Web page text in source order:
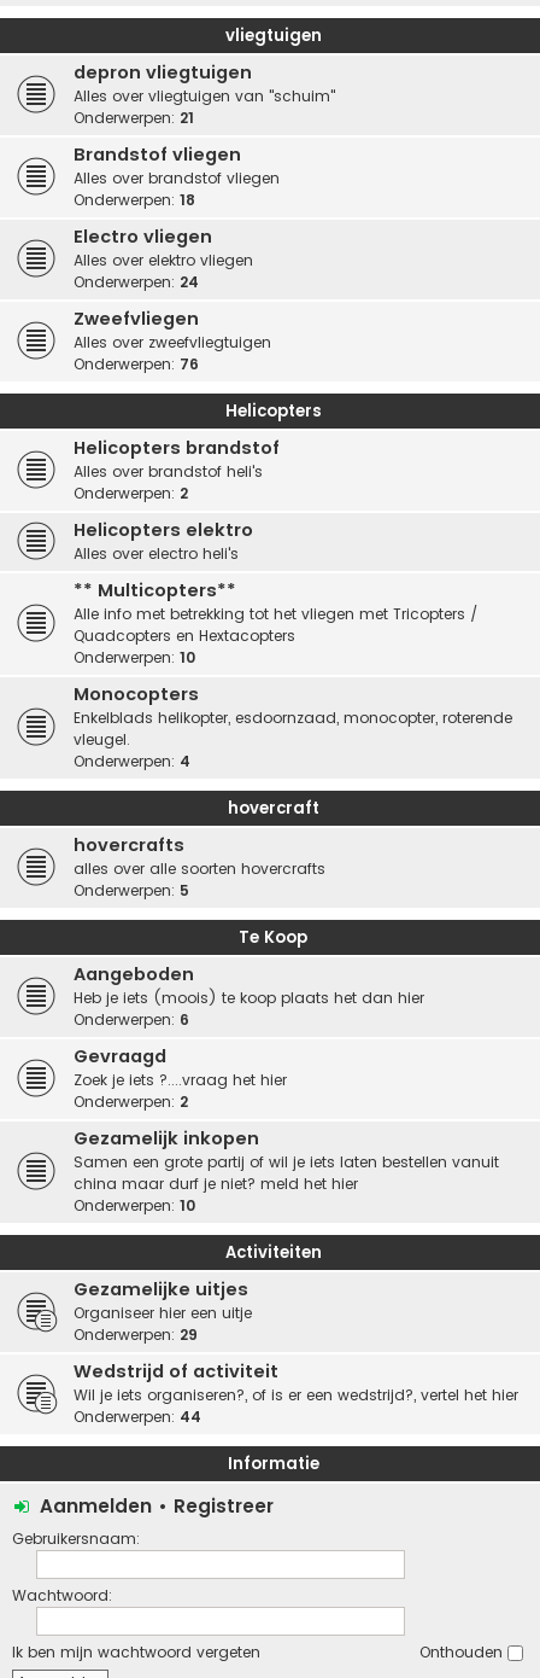
vliegtuigen
depron vliegtuigen
Alles over vliegtuigen van "schuim"
Onderwerpen: 21
Brandstof vliegen
Alles over brandstof vliegen
Onderwerpen: 18
Electro vliegen
Alles over elektro vliegen
Onderwerpen: 24
Zweefvliegen
Alles over zweefvliegtuigen
Onderwerpen: 76
Helicopters
Helicopters brandstof
Alles over brandstof heli's
Onderwerpen: 2
Helicopters elektro
Alles over electro heli's
** Multicopters**
Alle info met betrekking tot het vliegen met Tricopters /
Quadcopters en Hextacopters
Onderwerpen: 10
Monocopters
Enkelblads helikopter, esdoornzaad, monocopter, roterende
vleugel.
Onderwerpen: 4
hovercraft
hovercrafts
alles over alle soorten hovercrafts
Onderwerpen: 5
Te Koop
Aangeboden
Heb je iets (moois) te koop plaats het dan hier
Onderwerpen: 6
Gevraagd
Zoek je iets ?....vraag het hier
Onderwerpen: 2
Gezamelijk inkopen
Samen een grote partij of wil je iets laten bestellen vanuit
china maar durf je niet? meld het hier
Onderwerpen: 10
Activiteiten
Gezamelijke uitjes
Organiseer hier een uitje
Onderwerpen: 29
Wedstrijd of activiteit
Wil je iets organiseren?, of is er een wedstrijd?, vertel het hier
Onderwerpen: 44
Informatie
Aanmelden • Registreer
Gebruikersnaam:
Wachtwoord:
Ik ben mijn wachtwoord vergeten Onthouden